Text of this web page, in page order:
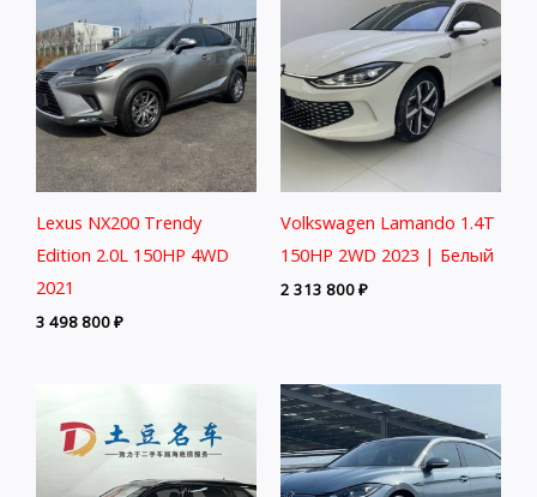
Lexus NX200 Trendy
Edition 2.0L 150HP 4WD
2021
3 498 800₽
Volkswagen Lamando 1.4T
150HP 2WD 2023 | Белый
2 313 800₽